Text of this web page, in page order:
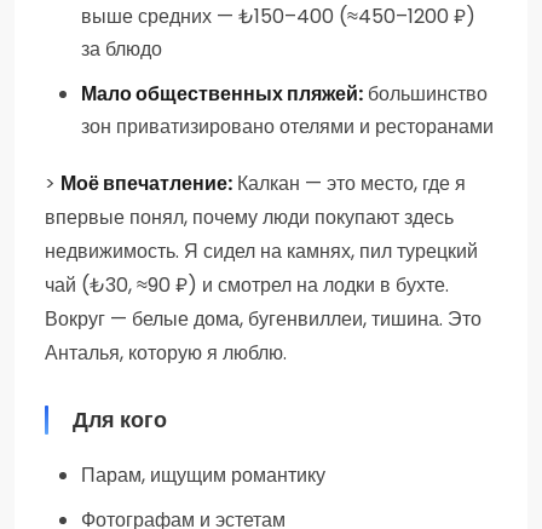
выше средних — ₺150–400 (≈450–1200 ₽)
за блюдо
Мало общественных пляжей: большинство
зон приватизировано отелями и ресторанами
> Моё впечатление: Калкан — это место, где я
впервые понял, почему люди покупают здесь
недвижимость. Я сидел на камнях, пил турецкий
чай (₺30, ≈90 ₽) и смотрел на лодки в бухте.
Вокруг — белые дома, бугенвиллеи, тишина. Это
Анталья, которую я люблю.
Для кого
Парам, ищущим романтику
Фотографам и эстетам